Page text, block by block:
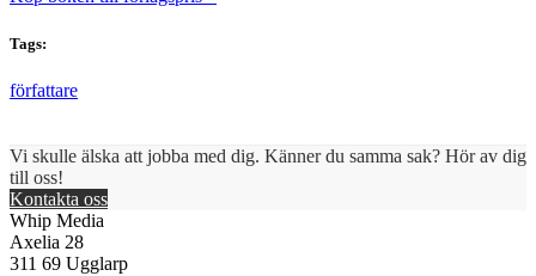
Tags:
författare
Vi skulle älska att jobba med dig. Känner du samma sak? Hör av dig
till oss!
Kontakta oss
Whip Media
Axelia 28
311 69 Ugglarp